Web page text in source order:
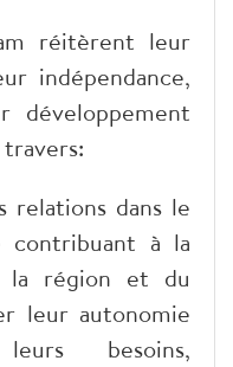
réitèrent leur
indépendance,
relations dans le
contribuant à la
la région et du
leur autonomie
besoins,